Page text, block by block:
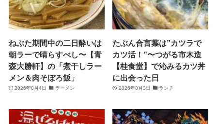
ねぶた期間中の二日酔いは
朝ラーで晴らすべし〜【青
森大勝軒】の「煮干しラー
メン＆肉そぼろ飯」
2026年8月4日 ラーメン
たぶん合言葉は”カツラで
カツ活！”〜つがる市木造
【桂食堂】で沁みるカツ丼
に出会った日
2026年8月3日 ランチ